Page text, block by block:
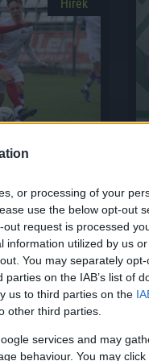
or processing of your
use the below opt-out
request is processed
information utilized by us
You may separately
on the IAB’s list of
us to third parties on the
other third parties.
services and may
behaviour. You may
Hírek
is egy pontot
2023.04.05 18:10
Hírek